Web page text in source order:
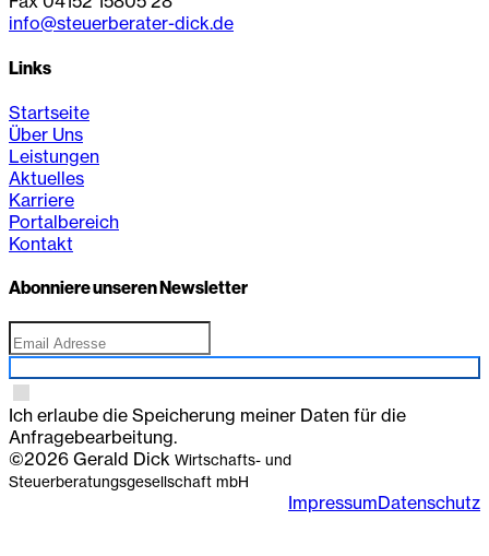
info@steuerberater-dick.de
Links
Startseite
Über Uns
Leistungen
Aktuelles
Karriere
Portalbereich
Kontakt
Abonniere unseren Newsletter
Ich erlaube die Speicherung meiner Daten für die
Anfragebearbeitung.
©2026 Gerald Dick Wirtschafts- und
Steuerberatungsgesellschaft mbH
ImpressumDatenschutz